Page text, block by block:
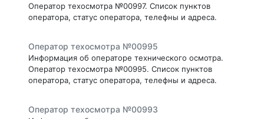
Оператор техосмотра №00997. Список пунктов
оператора, статус оператора, телефны и адреса.
Оператор техосмотра №00995
Информация об операторе технического осмотра.
Оператор техосмотра №00995. Список пунктов
оператора, статус оператора, телефны и адреса.
Оператор техосмотра №00993